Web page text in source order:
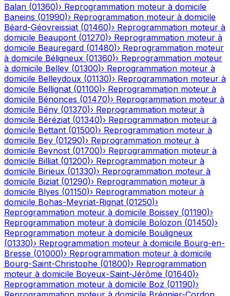
Balan (01360)› Reprogrammation moteur à domicile
Baneins (01990)› Reprogrammation moteur à domicile
Béard-Géovreissiat (01460)› Reprogrammation moteur à
domicile Beaupont (01270)› Reprogrammation moteur à
domicile Beauregard (01480)› Reprogrammation moteur
à domicile Béligneux (01360)› Reprogrammation moteur
à domicile Belley (01300)› Reprogrammation moteur à
domicile Belleydoux (01130)› Reprogrammation moteur à
domicile Bellignat (01100)› Reprogrammation moteur à
domicile Bénonces (01470)› Reprogrammation moteur à
domicile Bény (01370)› Reprogrammation moteur à
domicile Béréziat (01340)› Reprogrammation moteur à
domicile Bettant (01500)› Reprogrammation moteur à
domicile Bey (01290)› Reprogrammation moteur à
domicile Beynost (01700)› Reprogrammation moteur à
domicile Billiat (01200)› Reprogrammation moteur à
domicile Birieux (01330)› Reprogrammation moteur à
domicile Biziat (01290)› Reprogrammation moteur à
domicile Blyes (01150)› Reprogrammation moteur à
domicile Bohas-Meyriat-Rignat (01250)›
Reprogrammation moteur à domicile Boissey (01190)›
Reprogrammation moteur à domicile Bolozon (01450)›
Reprogrammation moteur à domicile Bouligneux
(01330)› Reprogrammation moteur à domicile Bourg-en-
Bresse (01000)› Reprogrammation moteur à domicile
Bourg-Saint-Christophe (01800)› Reprogrammation
moteur à domicile Boyeux-Saint-Jérôme (01640)›
Reprogrammation moteur à domicile Boz (01190)›